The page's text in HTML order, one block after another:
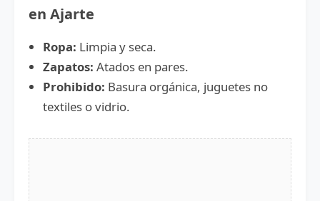
en Ajarte
Ropa: Limpia y seca.
Zapatos: Atados en pares.
Prohibido: Basura orgánica, juguetes no
textiles o vidrio.